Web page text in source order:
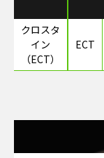
クロスタ
イン
（ECT）
ECT